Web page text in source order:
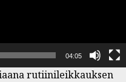
04:05
rutiinileikkauksen